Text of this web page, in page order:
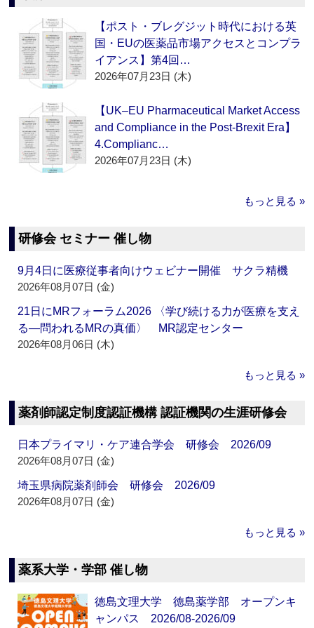
【ポスト・ブレグジット時代における英
国・EUの医薬品市場アクセスとコンプラ
イアンス】第4回…
2026年07月23日 (木)
【UK–EU Pharmaceutical Market Access
and Compliance in the Post-Brexit Era】
4.Complianc…
2026年07月23日 (木)
もっと見る »
研修会 セミナー 催し物
9月4日に医療従事者向けウェビナー開催 サクラ精機
2026年08月07日 (金)
21日にMRフォーラム2026 〈学び続ける力が医療を支え
る―問われるMRの真価〉 MR認定センター
2026年08月06日 (木)
もっと見る »
薬剤師認定制度認証機構 認証機関の生涯研修会
日本プライマリ・ケア連合学会 研修会 2026/09
2026年08月07日 (金)
埼玉県病院薬剤師会 研修会 2026/09
2026年08月07日 (金)
もっと見る »
薬系大学・学部 催し物
徳島文理大学 徳島薬学部 オープンキ
ャンパス 2026/08-2026/09